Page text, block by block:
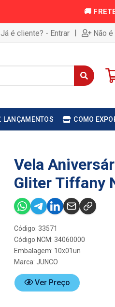
Já é cliente? - Entrar | Não
LANÇAMENTOS COMO
Vela
Gliter Tiffany
Código: 33571
Código NCM: 34060000
Embalagem: 10x01un
Marca: JUNCO
Ver Preço